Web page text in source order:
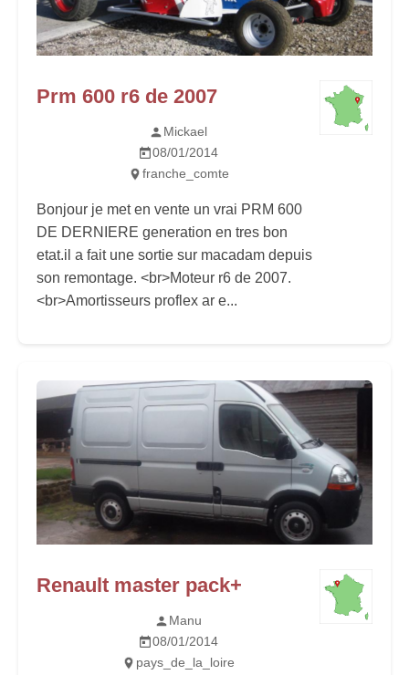
Prm 600 r6 de 2007
Mickael
08/01/2014
franche_comte
Bonjour je met en vente un vrai PRM 600
DE DERNIERE generation en tres bon
etat.il a fait une sortie sur macadam depuis
son remontage. <br>Moteur r6 de 2007.
<br>Amortisseurs proflex ar e...
Renault master pack+
Manu
08/01/2014
pays_de_la_loire